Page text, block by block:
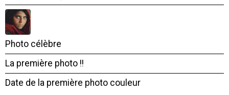
Photo célèbre
La première photo !!
Date de la première photo couleur